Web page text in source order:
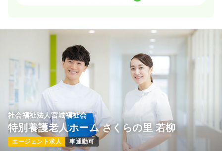
時給1,100〜1,700
9:00～18:30（休憩60分）
日祝休み
時給1,700円以上可
気になる 詳細を見る
日勤のみ（契約社員）
給与 22.5〜38.8万円/月 賞与2ヶ月
※一例
社会福祉法人宮城福祉会
特別養護老人ホーム さくらの里 若柳
エージェント求人 車通勤可